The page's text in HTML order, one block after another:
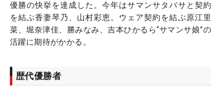
優勝の快挙を達成した。今年はサマンサタバサと契約
を結ぶ香妻琴乃、山村彩恵。ウェア契約を結ぶ原江里
菜、堀奈津佳、勝みなみ、吉本ひかるら“サマンサ娘”の
活躍に期待がかかる。
歴代優勝者